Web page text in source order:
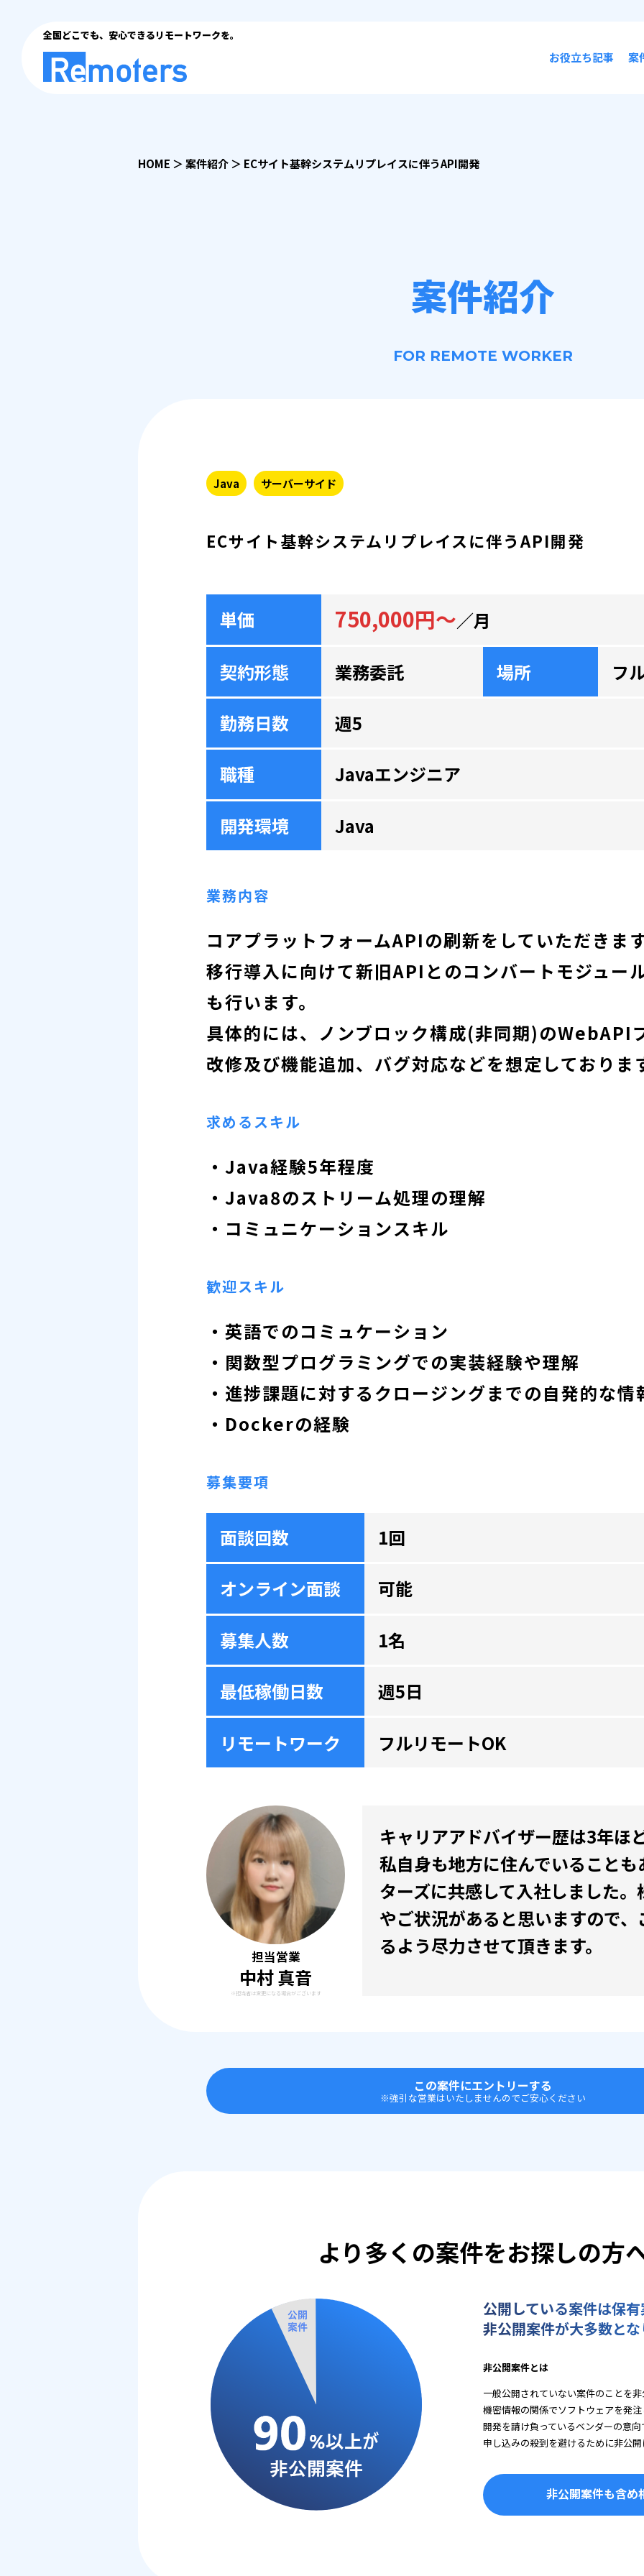
全国どこでも、安心できるリモートワークを。
お役立ち記事 案
HOME ＞案件紹介＞ ECサイト基幹システムリプレイスに伴うAPI開発
案件紹介
FOR REMOTE WORKER
Java サーバーサイド
ECサイト基幹システムリプレイスに伴うAPI開発
単価 750,000円～／月
契約形態 業務委託 場所 フ
勤務日数 週5
職種 Javaエンジニア
開発環境 Java
業務内容
コアプラットフォームAPIの刷新をしていただきま
移行導入に向けて新旧APIとのコンバートモジュー
も行います。
具体的には、ノンブロック構成(非同期)のWebAPI
改修及び機能追加、バグ対応などを想定しておりま
求めるスキル
・Java経験5年程度
・Java8のストリーム処理の理解
・コミュニケーションスキル
歓迎スキル
・英語でのコミュケーション
・関数型プログラミングでの実装経験や理解
・進捗課題に対するクロージングまでの自発的な情
・Dockerの経験
募集要項
面談回数 1回
オンライン面談 可能
募集人数 1名
最低稼働日数 週5日
リモートワーク フルリモートOK
担当営業
中村 真音
※担当者は変更になる場合がございます
キャリアアドバイザー歴は3年ほ
私自身も地方に住んでいること
ターズに共感して入社しました
やご状況があると思いますので
るよう尽力させて頂きます。
この案件にエントリーする
※強引な営業はいたしませんのでご安心ください
より多くの案件をお探しの方
公開している案件は保
非公開案件が大多数と
非公開案件とは
一般公開されていない案件のことを
機密情報の関係でソフトウェアを発
開発を請け負っているベンダーの意
申し込みの殺到を避けるために非公
非公開案件も含め